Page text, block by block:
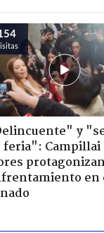
y
feria": Campillai
en